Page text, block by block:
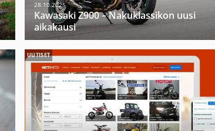
28.10.2025
Kawasaki Z900 – Nakuklassikon uusi
aikakausi
UUTISET